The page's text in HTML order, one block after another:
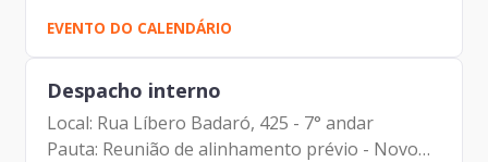
Nogueira Dantas (Prodam) Marcelo Carvalho
(Hitachi Vantara) Luiz Miazato (Quintera)
EVENTO DO CALENDÁRIO
Despacho interno
Local: Rua Líbero Badaró, 425 - 7° andar
Pauta: Reunião de alinhamento prévio - Novo